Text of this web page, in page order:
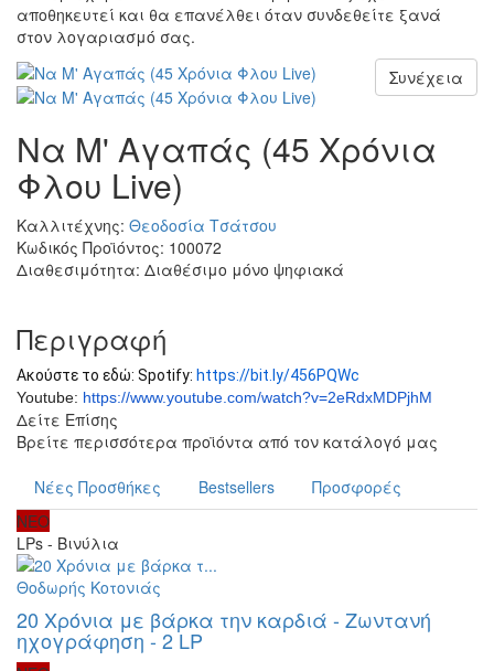
αποθηκευτεί και θα επανέλθει όταν συνδεθείτε ξανά
στον λογαριασμό σας.
Συνέχεια
Να Μ' Αγαπάς (45 Χρόνια
Φλου Live)
Καλλιτέχνης: Θεοδοσία Τσάτσου
Κωδικός Προϊόντος: 100072
Διαθεσιμότητα: Διαθέσιμο μόνο ψηφιακά
Περιγραφή
Ακούστε το εδώ: Spotify: https://bit.ly/456PQWc
Youtube: https://www.youtube.com/watch?v=2eRdxMDPjhM
Δείτε Επίσης
Βρείτε περισσότερα προϊόντα από τον κατάλογό μας
Νέες Προσθήκες Bestsellers
Προσφορές
ΝΕΟ
LPs - Βινύλια
Θοδωρής Κοτονιάς
20 Χρόνια με βάρκα την καρδιά - Ζωντανή
ηχογράφηση - 2 LP